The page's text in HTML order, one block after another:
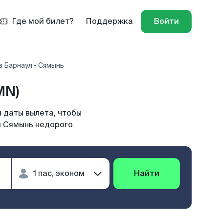
Где мой билет? Поддержка Войти
Барнаул - Сямынь
вылета, чтобы
Сямынь недорого.
Найти